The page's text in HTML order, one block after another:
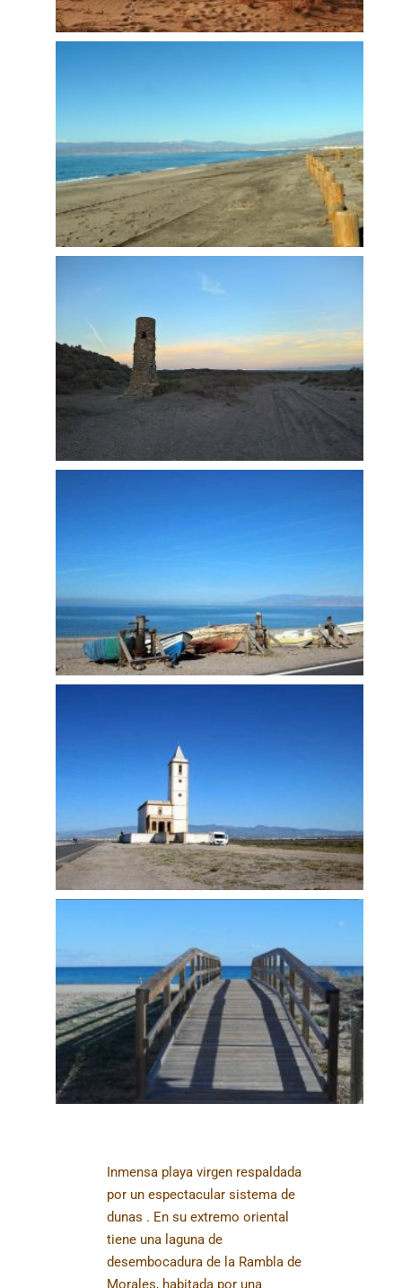
Inmensa playa virgen respaldada
por un espectacular sistema de
dunas . En su extremo oriental
tiene una laguna de
desembocadura de la Rambla de